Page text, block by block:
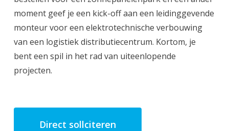
moment geef je een kick-off aan een leidinggevende
monteur voor een elektrotechnische verbouwing
van een logistiek distributiecentrum. Kortom, je
bent een spil in het rad van uiteenlopende
projecten.
Direct sollciteren